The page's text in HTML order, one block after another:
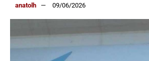
anatolh 09/06/2026